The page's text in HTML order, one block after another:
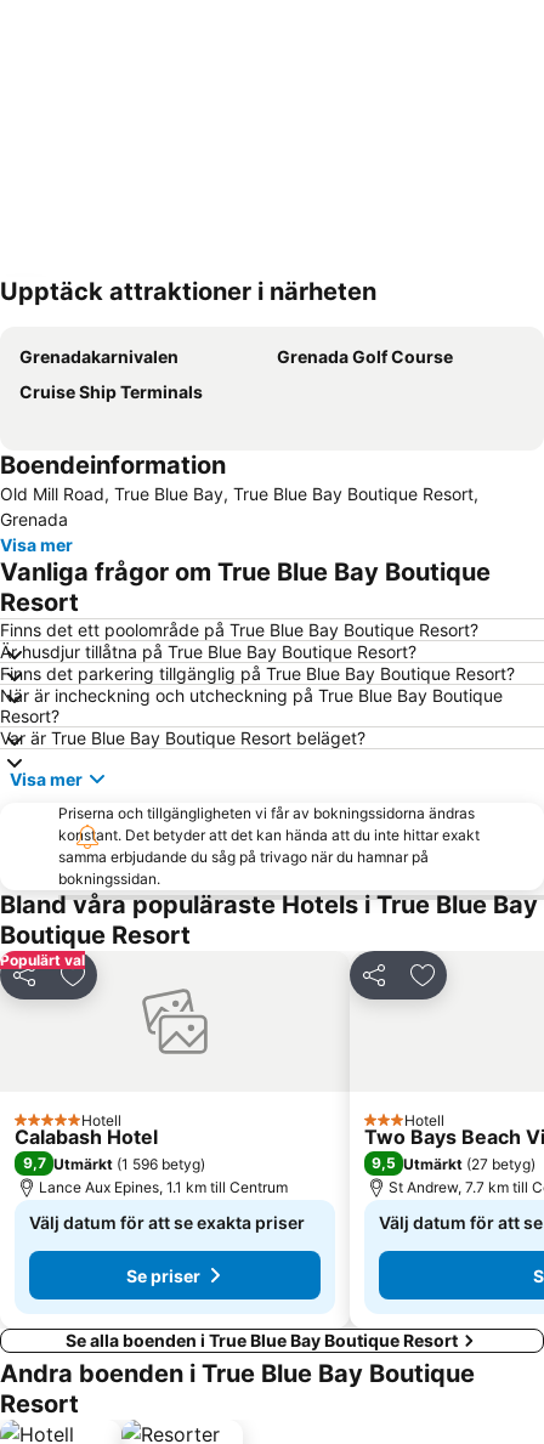
Förstora kartan
Upptäck attraktioner i närheten
Grenadakarnivalen
Grenada Golf Course
Cruise Ship Terminals
Boendeinformation
Old Mill Road, True Blue Bay, True Blue Bay Boutique Resort,
Grenada
Visa mer
Vanliga frågor om True Blue Bay Boutique
Resort
Finns det ett poolområde på True Blue Bay Boutique Resort?
Är husdjur tillåtna på True Blue Bay Boutique Resort?
Finns det parkering tillgänglig på True Blue Bay Boutique Resort?
När är incheckning och utcheckning på True Blue Bay Boutique
Resort?
Var är True Blue Bay Boutique Resort beläget?
Visa mer
Priserna och tillgängligheten vi får av bokningssidorna ändras
konstant. Det betyder att det kan hända att du inte hittar exakt
samma erbjudande du såg på trivago när du hamnar på
bokningssidan.
Bland våra populäraste Hotels i True Blue Bay
Boutique Resort
Populärt val
Dela Lägg till i Mina Favoriter
5 StjärnorHotell
Calabash Hotel
9,7 Utmärkt (1 596 betyg)
Lance Aux Epines, 1.1 km till Centrum
Välj datum för att se exakta priser
Se priser
Dela Lägg till i
3 Stjärnor
Hotell
Two Bays Beach
9,5 Utmärkt (27 betyg)
St Andrew, 7.7 km till
Välj datum för att
Se alla boenden i True Blue Bay Boutique Resort
Andra boenden i True Blue Bay Boutique
Resort